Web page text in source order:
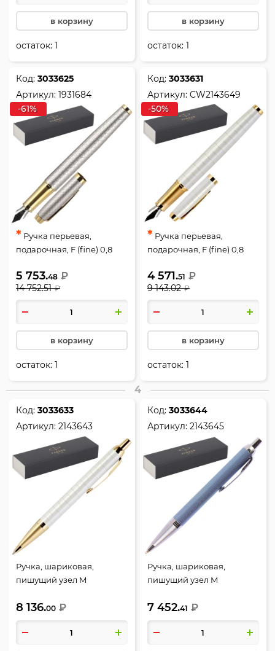
в корзину
остаток:1
в корзину
остаток:1
Код:3033625
Артикул:1931684
-61%
* Ручка перьевая,
подарочная, F (fine) 0,8
Shiny Chrome Chiselled CT,
IM Premium, Parker,
1931684
5 753.48 ₽
14 752.51 ₽
в корзину
остаток:1
Код:3033631
Артикул:CW2143649
-50%
* Ручка перьевая,
подарочная, F (fine) 0,8
жемчужный, Pearl GT, IM
Premium, Parker,
CW2143649
4 571.51 ₽
9 143.02 ₽
в корзину
остаток:1
4
Код:3033633
Артикул:2143643
Ручка, шариковая,
пишущий узел M
круглый, цвет чернил
синий, Pearl GT, IM
Premium, Parker, 2143643
8 136.00 ₽
Код:3033644
Артикул:2143645
Ручка, шариковая,
пишущий узел M
круглый, цвет чернил
синий, Blue Grey CT, IM
Premium, Parker, 2143645
7 452.41 ₽